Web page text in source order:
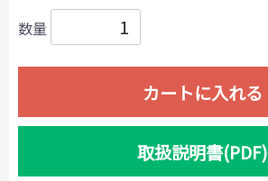
数量
カートに入れる
取扱説明書(PDF)